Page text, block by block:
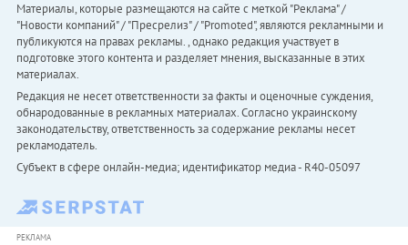
Материалы, которые размещаются на сайте с меткой "Реклама" /
"Новости компаний" / "Пресрелиз" / "Promoted", являются рекламными и
публикуются на правах рекламы. , однако редакция участвует в
подготовке этого контента и разделяет мнения, высказанные в этих
материалах.
Редакция не несет ответственности за факты и оценочные суждения,
обнародованные в рекламных материалах. Согласно украинскому
законодательству, ответственность за содержание рекламы несет
рекламодатель.
Субъект в сфере онлайн-медиа; идентификатор медиа - R40-05097
РЕКЛАМА